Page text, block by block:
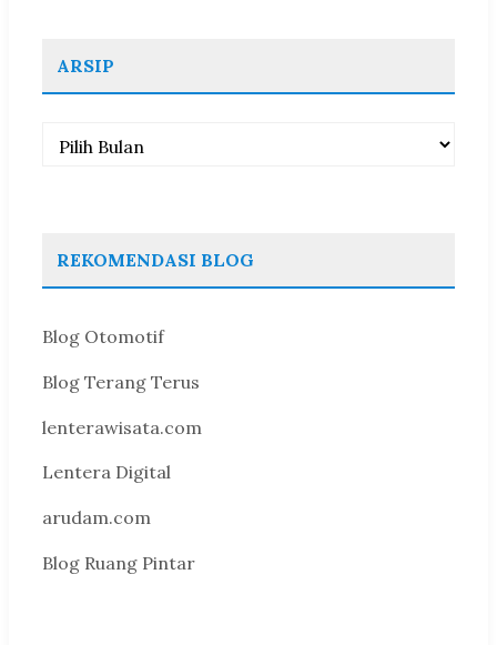
ARSIP
Arsip
REKOMENDASI BLOG
Blog Otomotif
Blog Terang Terus
lenterawisata.com
Lentera Digital
arudam.com
Blog Ruang Pintar